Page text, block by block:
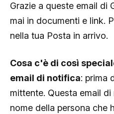
Grazie a queste email di
mai in documenti e link.
nella tua Posta in arrivo.
Cosa c'è di così
email di notifica: prima
mittente. Questa email
nome della persona che